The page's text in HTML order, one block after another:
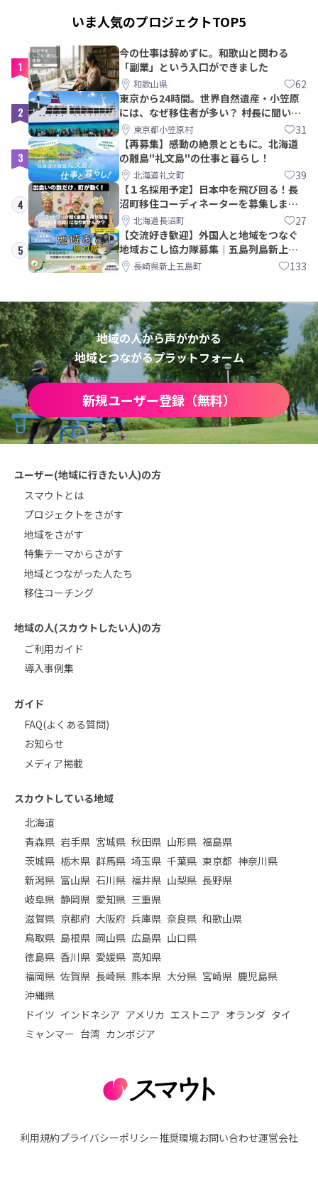
いま人気のプロジェクトTOP5
1
今の仕事は辞めずに。和歌山と関わる
「副業」という入口ができました
和歌山県 62
2
東京から24時間。世界自然遺産・小笠原
には、なぜ移住者が多い？ 村長に聞いて
みた東京都小笠原村 31
3
【再募集】感動の絶景とともに。北海道
の離島"礼文島"の仕事と暮らし！
北海道礼文町 39
4
【１名採用予定】日本中を飛び回る！長
沼町移住コーディネーターを募集しま
す！北海道長沼町 27
5
【交流好き歓迎】外国人と地域をつなぐ
地域おこし協力隊募集｜五島列島新上五
島町長崎県新上五島町 133
地域の人から声がかかる
地域とつながるプラットフォーム
新規ユーザー登録（無料）
ユーザー(地域に行きたい人)の方
スマウトとは
プロジェクトをさがす
地域をさがす
特集テーマからさがす
地域とつながった人たち
移住コーチング
地域の人(スカウトしたい人)の方
ご利用ガイド
導入事例集
ガイド
FAQ(よくある質問)
お知らせ
メディア掲載
スカウトしている地域
北海道
青森県 岩手県 宮城県 秋田県 山形県 福島県
茨城県 栃木県 群馬県 埼玉県 千葉県 東京都 神奈川県
新潟県 富山県 石川県 福井県 山梨県 長野県
岐阜県 静岡県 愛知県 三重県
滋賀県 京都府 大阪府 兵庫県 奈良県 和歌山県
鳥取県 島根県 岡山県 広島県 山口県
徳島県 香川県 愛媛県 高知県
福岡県 佐賀県 長崎県 熊本県 大分県 宮崎県 鹿児島県
沖縄県
ドイツ インドネシア アメリカ エストニア オランダ タイ
ミャンマー 台湾 カンボジア
利用規約プライバシーポリシー推奨環境お問い合わせ運営会社